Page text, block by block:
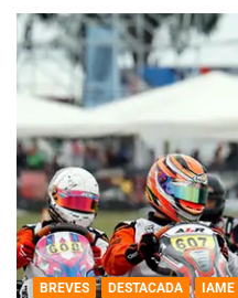
BREVES DESTACADA